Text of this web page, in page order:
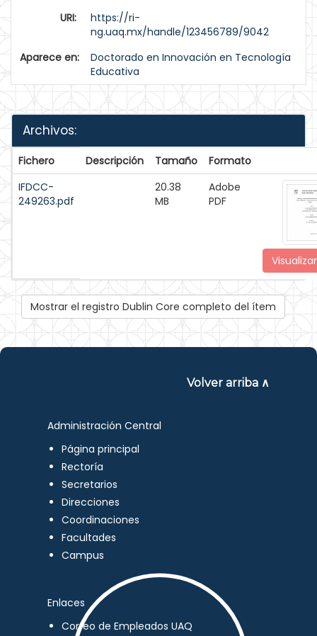
URI:
https://ri-
ng.uaq.mx/handle/123456789/9042
Aparece en:
Doctorado en Innovación en Tecnología
Educativa
Archivos:
Fichero Descripción Tamaño
Formato
IFDCC-
249263.pdf
20.38
MB
Adobe
PDF
Mostrar el registro Dublin Core completo del ítem
Volver arriba ∧
Administración Central
Página principal
Rectoría
Secretarios
Direcciones
Coordinaciones
Facultades
Campus
Enlaces
Correo de Empleados UAQ